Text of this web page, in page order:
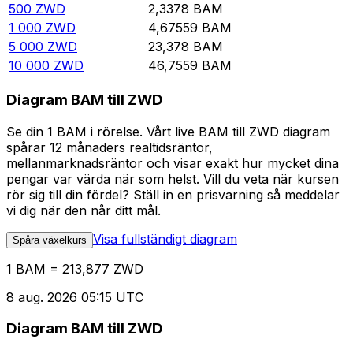
500 ZWD 2,3378 BAM
1 000 ZWD 4,67559 BAM
5 000 ZWD 23,378 BAM
10 000 ZWD 46,7559 BAM
Diagram BAM till ZWD
Se din 1 BAM i rörelse. Vårt live BAM till ZWD diagram
spårar 12 månaders realtidsräntor,
mellanmarknadsräntor och visar exakt hur mycket dina
pengar var värda när som helst. Vill du veta när kursen
rör sig till din fördel? Ställ in en prisvarning så meddelar
vi dig när den når ditt mål.
Spåra växelkurs Visa fullständigt diagram
1 BAM = 213,877 ZWD
8 aug. 2026 05:15 UTC
Diagram BAM till ZWD